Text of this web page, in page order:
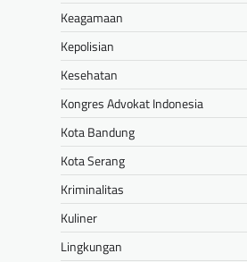
Keagamaan
Kepolisian
Kesehatan
Kongres Advokat Indonesia
Kota Bandung
Kota Serang
Kriminalitas
Kuliner
Lingkungan